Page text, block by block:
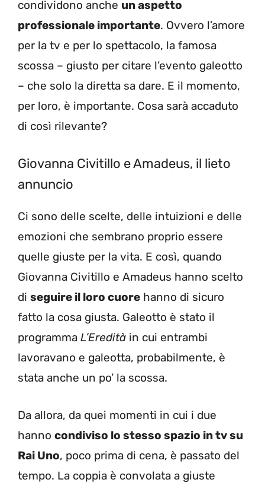
condividono anche un aspetto
professionale importante. Ovvero l’amore
per la tv e per lo spettacolo, la famosa
scossa – giusto per citare l’evento galeotto
– che solo la diretta sa dare. E il momento,
per loro, è importante. Cosa sarà accaduto
di così rilevante?
Giovanna Civitillo e Amadeus, il lieto
annuncio
Ci sono delle scelte, delle intuizioni e delle
emozioni che sembrano proprio essere
quelle giuste per la vita. E così, quando
Giovanna Civitillo e Amadeus hanno scelto
di seguire il loro cuore hanno di sicuro
fatto la cosa giusta. Galeotto è stato il
programma L’Eredità in cui entrambi
lavoravano e galeotta, probabilmente, è
stata anche un po’ la scossa.
Da allora, da quei momenti in cui i due
hanno condiviso lo stesso spazio in tv su
Rai Uno, poco prima di cena, è passato del
tempo. La coppia è convolata a giuste